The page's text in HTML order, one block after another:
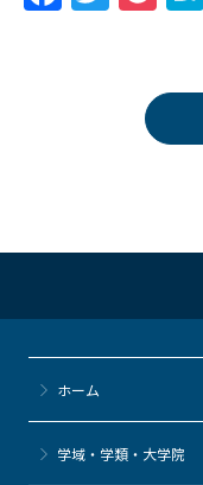
k
erk
et
ホーム
学域・学類・大学院